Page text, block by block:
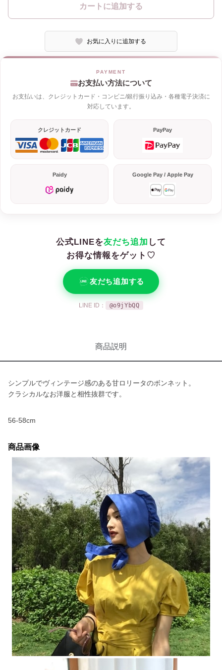
カートに追加する
お気に入りに追加する
お支払い方法について
お支払いは、クレジットカード・コンビニ/銀行振り込み・各種電子決済に
対応しています。
クレジットカード PayPay
Paidy Google Pay / Apple Pay
公式LINEを友だち追加 して
お得な情報をゲット♡
友だち追加する
LINE ID： @o9jYbQQ
商品説明
シンプルでヴィンテージ感のある甘ロリータのボンネット。
クラシカルなお洋服と相性抜群です。
56-58cm
商品画像